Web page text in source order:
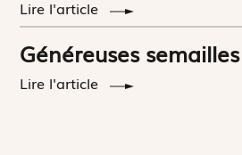
Lire l'article
Généreuses semailles
Lire l'article